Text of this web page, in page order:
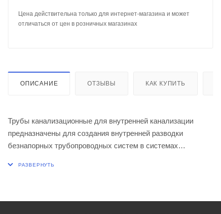
Цена действительна только для интернет-магазина и может
отличаться от цен в розничных магазинах
ОПИСАНИЕ ОТЗЫВЫ КАК КУПИТЬ
Трубы канализационные для внутренней канализации
предназначены для создания внутренней разводки
безнапорных трубопроводных систем в системах